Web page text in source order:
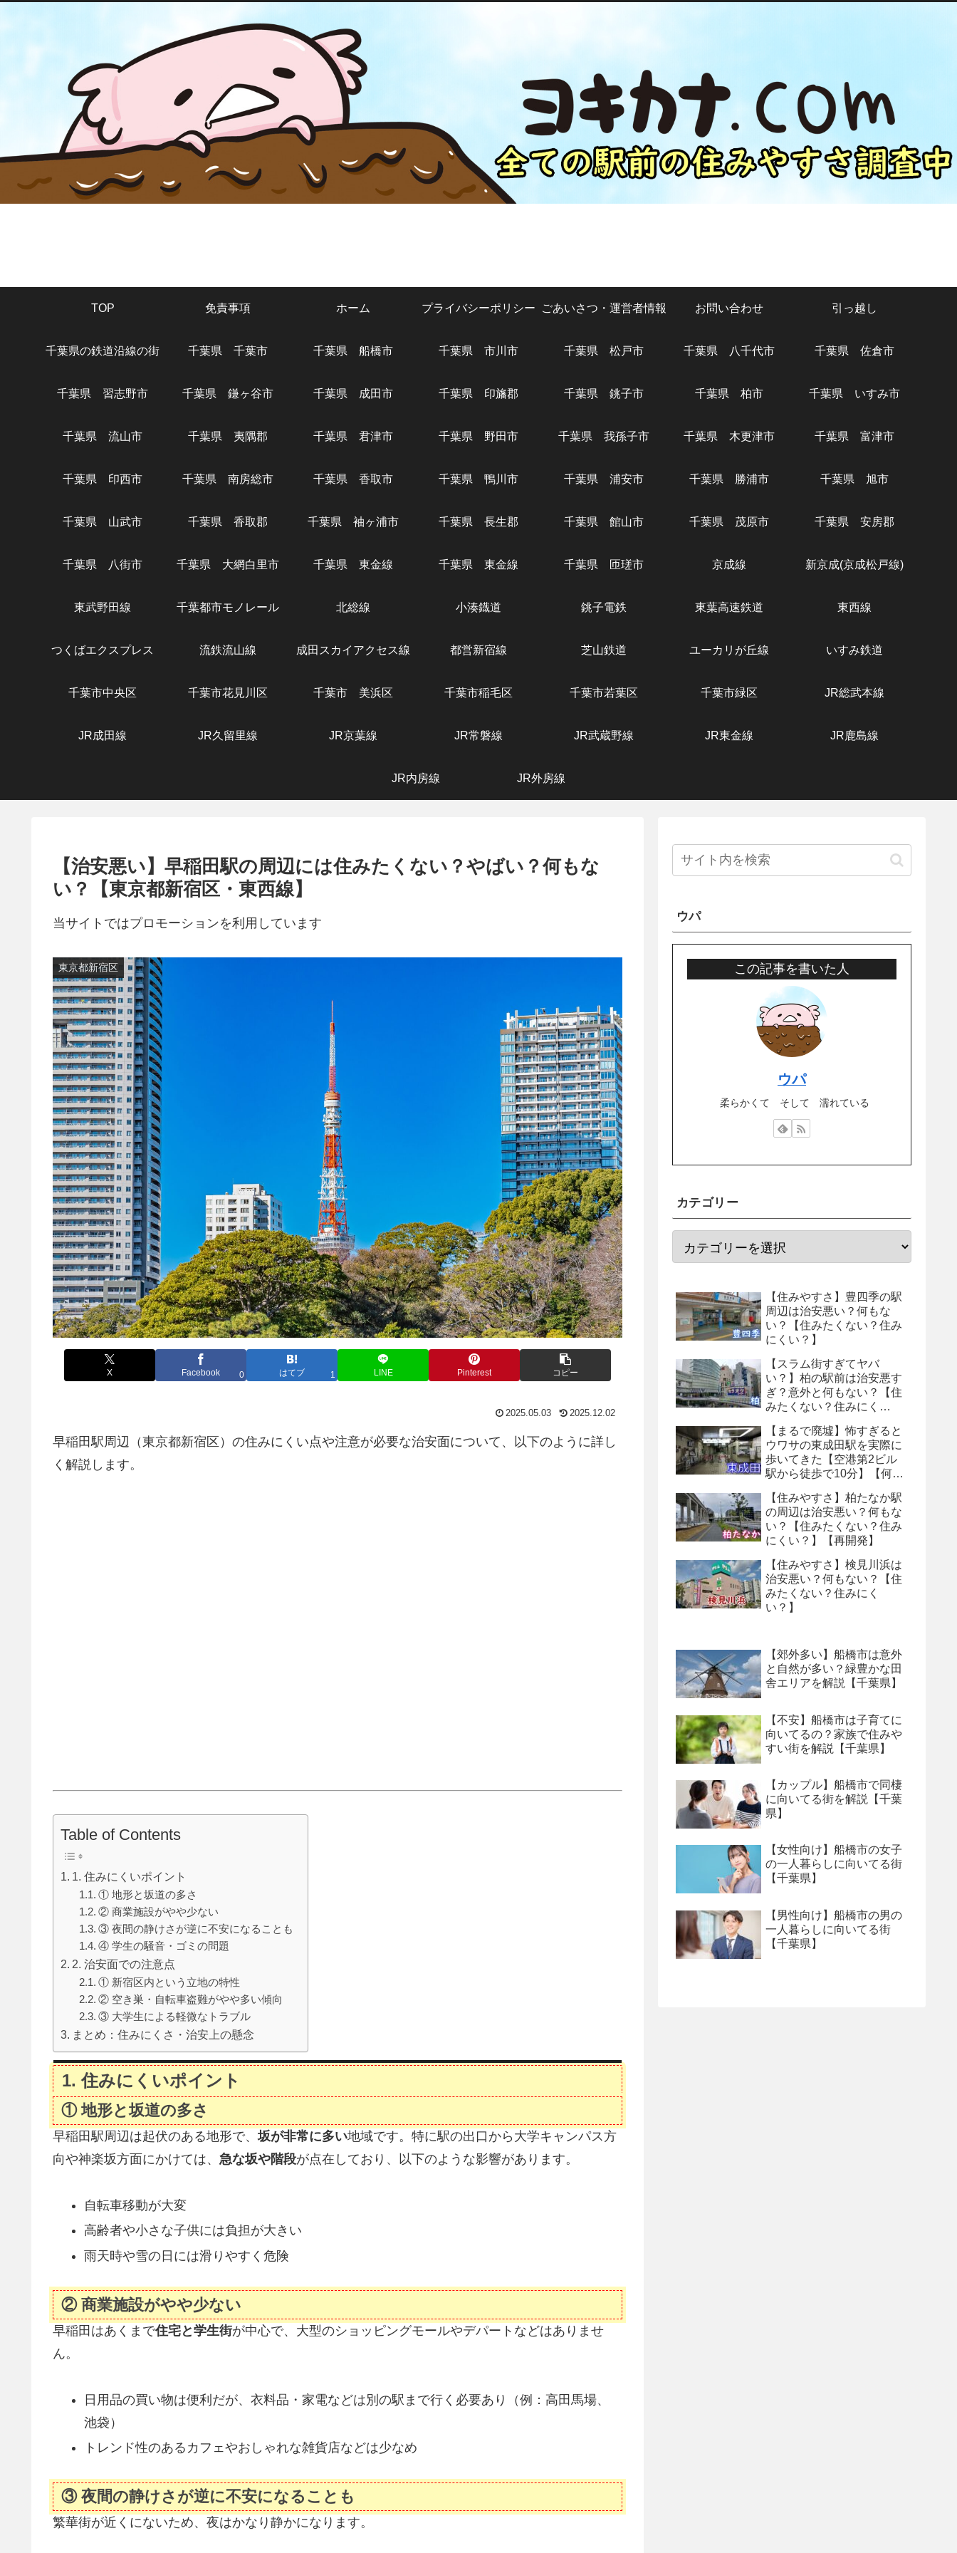
TOP 免責事項 ホーム プライバシーポリシー ごあいさつ・運営者情報 お問い合わせ 引っ越し
千葉県の鉄道沿線の街 千葉県 千葉市 千葉県 船橋市 千葉県 市川市 千葉県 松戸市 千葉県 八千代市 千葉県 佐倉市
千葉県 習志野市 千葉県 鎌ヶ谷市 千葉県 成田市 千葉県 印旛郡 千葉県 銚子市 千葉県 柏市 千葉県 いすみ市
千葉県 流山市 千葉県 夷隅郡 千葉県 君津市 千葉県 野田市 千葉県 我孫子市 千葉県 木更津市 千葉県 富津市
千葉県 印西市 千葉県 南房総市 千葉県 香取市 千葉県 鴨川市 千葉県 浦安市 千葉県 勝浦市 千葉県 旭市
千葉県 山武市 千葉県 香取郡 千葉県 袖ヶ浦市 千葉県 長生郡 千葉県 館山市 千葉県 茂原市 千葉県 安房郡
千葉県 八街市 千葉県 大網白里市 千葉県 東金線 千葉県 東金線 千葉県 匝瑳市 京成線 新京成(京成松戸線)
東武野田線 千葉都市モノレール 北総線 小湊鐡道 銚子電鉄 東葉高速鉄道 東西線
つくばエクスプレス 流鉄流山線 成田スカイアクセス線 都営新宿線 芝山鉄道 ユーカリが丘線 いすみ鉄道
千葉市中央区 千葉市花見川区 千葉市 美浜区 千葉市稲毛区 千葉市若葉区 千葉市緑区 JR総武本線
JR成田線 JR久留里線 JR京葉線 JR常磐線 JR武蔵野線 JR東金線 JR鹿島線
JR内房線 JR外房線
【治安悪い】早稲田駅の周辺には住みたくない？やばい？何もな
い？【東京都新宿区・東西線】
当サイトではプロモーションを利用しています
東京都新宿区
X Facebook 0 はてブ 1 LINE Pinterest コピー
2025.05.03 2025.12.02
早稲田駅周辺（東京都新宿区）の住みにくい点や注意が必要な治安面について、以下のように詳し
く解説します。
Table of Contents
1. 住みにくいポイント
① 地形と坂道の多さ
② 商業施設がやや少ない
③ 夜間の静けさが逆に不安になることも
④ 学生の騒音・ゴミの問題
2. 治安面での注意点
① 新宿区内という立地の特性
② 空き巣・自転車盗難がやや多い傾向
③ 大学生による軽微なトラブル
まとめ：住みにくさ・治安上の懸念
1.住みにくいポイント
① 地形と坂道の多さ
早稲田駅周辺は起伏のある地形で、坂が非常に多い地域です。特に駅の出口から大学キャンパス方
向や神楽坂方面にかけては、 急な坂や階段が点在しており、以下のような影響があります。
自転車移動が大変
高齢者や小さな子供には負担が大きい
雨天時や雪の日には滑りやすく危険
② 商業施設がやや少ない
早稲田はあくまで住宅と学生街が中心で、大型のショッピングモールやデパートなどはありませ
ん。
日用品の買い物は便利だが、衣料品・家電などは別の駅まで行く必要あり（例：高田馬場、
池袋）
トレンド性のあるカフェやおしゃれな雑貨店などは少なめ
③ 夜間の静けさが逆に不安になることも
繁華街が近くにないため、夜はかなり静かになります。
ウパ
この記事を書いた人
ウパ
柔らかくて そして 濡れている
カテゴリー
【住みやすさ】豊四季の駅
周辺は治安悪い？何もな
い？【住みたくない？住み
にくい？】
【スラム街すぎてヤバ
い？】柏の駅前は治安悪す
ぎ？意外と何もない？【住
みたくない？住みにく
【まるで廃墟】怖すぎると
ウワサの東成田駅を実際に
歩いてきた【空港第2ビル
駅から徒歩で10分】【何も
出口】
【住みやすさ】柏たなか駅
の周辺は治安悪い？何もな
い？【住みたくない？住み
にくい？】【再開発】
【住みやすさ】検見川浜は
治安悪い？何もない？【住
みたくない？住みにく
い？】
【郊外多い】船橋市は意外
と自然が多い？緑豊かな田
舎エリアを解説【千葉県】
【不安】船橋市は子育てに
向いてるの？家族で住みや
すい街を解説【千葉県】
【カップル】船橋市で同棲
に向いてる街を解説【千葉
県】
【女性向け】船橋市の女子
の一人暮らしに向いてる街
【千葉県】
【男性向け】船橋市の男の
一人暮らしに向いてる街
【千葉県】